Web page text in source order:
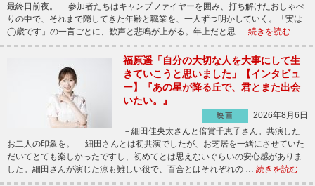
最終日前夜。 参加者たちはキャンプファイヤーを囲み、打ち解けたおしゃべ
りの中で、それまで隠してきた年齢と職業を、一人ずつ明かしていく。「実は
◯歳です」の一言ごとに、歓声と悲鳴が上がる。年上だと思 … 続きを読む
福原遥「自分の大切な人を大事にして生
きていこうと思いました」【インタビュ
ー】『あの星が降る丘で、君とまた出会
いたい。』
映画
2026年8月6日
－細田佳央太さんと倍賞千恵子さん。共演した
お二人の印象を。 細田さんとは初共演でしたが、お芝居を一緒にさせていた
だいてとても楽しかったですし、初めてとは思えないぐらいの安心感がありま
した。細田さんが演じた涼も難しい役で、百合とはそれぞれの … 続きを読む